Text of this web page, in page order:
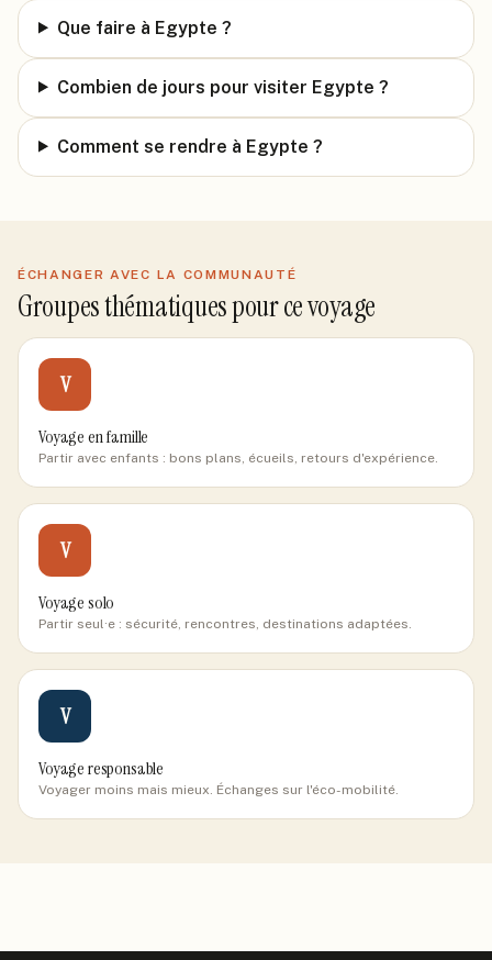
Que faire à Egypte ?
Combien de jours pour visiter Egypte ?
Comment se rendre à Egypte ?
ÉCHANGER AVEC LA COMMUNAUTÉ
Groupes thématiques pour ce voyage
V
Voyage en famille
Partir avec enfants : bons plans, écueils, retours d'expérience.
V
Voyage solo
Partir seul·e : sécurité, rencontres, destinations adaptées.
V
Voyage responsable
Voyager moins mais mieux. Échanges sur l'éco-mobilité.